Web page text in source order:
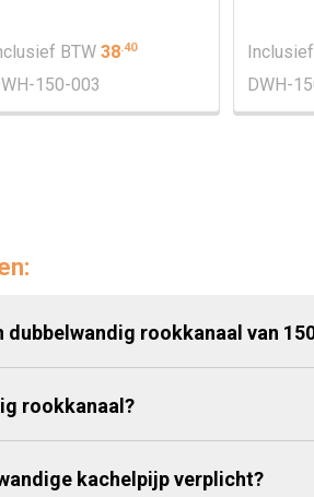
BTW38.40
150-003 DWH-
dubbelwandig rookkanaal van
rookkanaal?
kachelpijp verplicht?